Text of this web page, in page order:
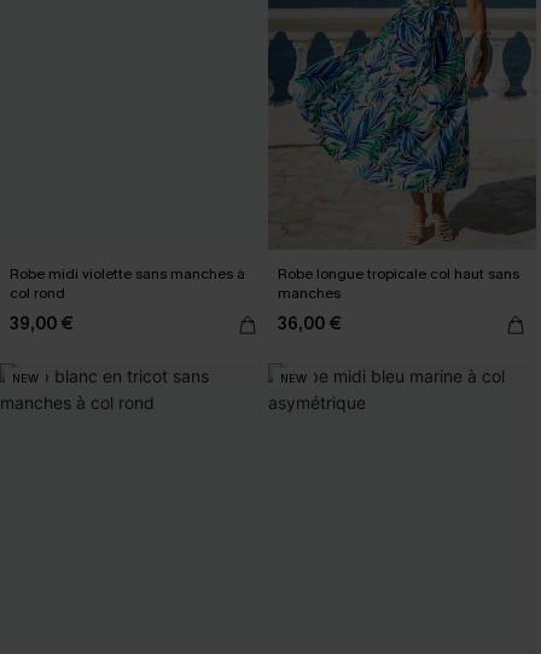
Robe midi violette sans manches à
col rond
39,00 €
Robe longue tropicale col haut sans
manches
36,00 €
NEW NEW